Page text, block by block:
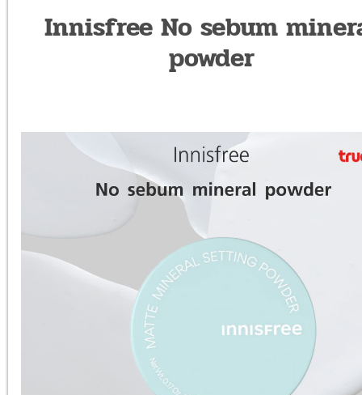
Innisfree No sebum
powder